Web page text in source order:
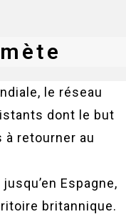
le réseau
dont le but
à retourner au
Espagne,
britannique.